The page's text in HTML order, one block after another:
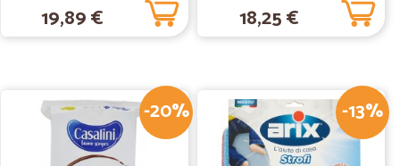
13/08/2020
dell’ordine che per la consegna. Consigliato
19,89 € 18,25 €
-20% -13%